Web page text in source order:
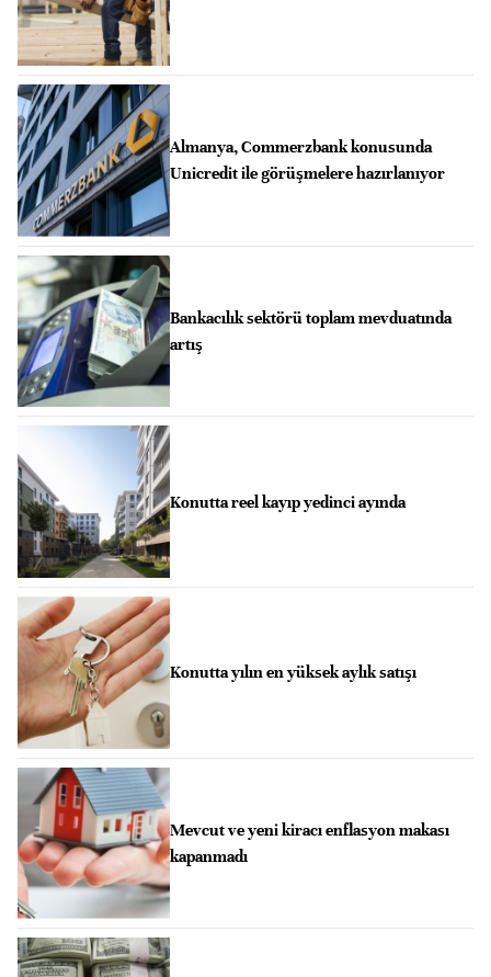
Almanya, Commerzbank konusunda
Unicredit ile görüşmelere hazırlanıyor
Bankacılık sektörü toplam mevduatında
artış
Konutta reel kayıp yedinci ayında
Konutta yılın en yüksek aylık satışı
Mevcut ve yeni kiracı enflasyon makası
kapanmadı